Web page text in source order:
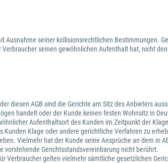
seiner kollisionsrechtlichen Bestimmungen.
seinen gewöhnlichen Aufenthalt hat, nicht
diesen AGB sind die Gerichte am Sitz des Anbieters
handelt oder der Kunde keinen festen Wohnsitz in
Aufenthaltsort des Kunden im Zeitpunkt der
Klage oder andere gerichtliche Verfahren zu
Vielmehr hat der Kunde seine Ansprüche an dem in
vorstehende Gerichtsstandsvereinbarung nicht berührt.
Verbraucher gelten vielmehr sämtliche gesetzlichen